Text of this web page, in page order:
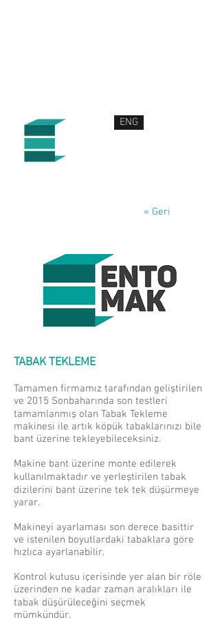
ENG
« Geri
TABAK TEKLEME
Tamamen firmamız tarafından geliştirilen
ve 2015 Sonbaharında son testleri
tamamlanmış olan Tabak Tekleme
makinesi ile artık köpük tabaklarınızı bile
bant üzerine tekleyebileceksiniz.
Makine bant üzerine monte edilerek
kullanılmaktadır ve yerleştirilen tabak
dizilerini bant üzerine tek tek düşürmeye
yarar.
Makineyi ayarlaması son derece basittir
ve istenilen boyutlardaki tabaklara göre
hızlıca ayarlanabilir.
Kontrol kutusu içerisinde yer alan bir röle
üzerinden ne kadar zaman aralıkları ile
tabak düşürüleceğini seçmek
mümkündür.